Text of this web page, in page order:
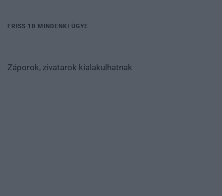
FRISS 10 MINDENKI ÜGYE
Záporok, zivatarok kialakulhatnak